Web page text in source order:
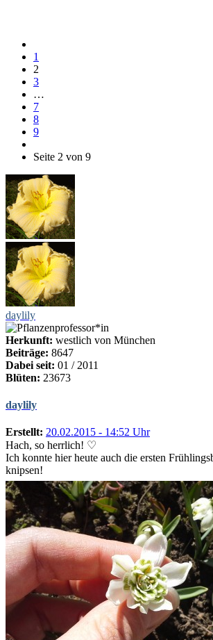
1
2
3
…
7
8
9
Seite 2 von 9
daylily
Herkunft: westlich von München
Beiträge: 8647
Dabei seit: 01 / 2011
Blüten: 23673
daylily
Erstellt: 20.02.2015 - 14:52 Uhr
Hach, so herrlich! ♡
Ich konnte hier heute auch die ersten
knipsen!